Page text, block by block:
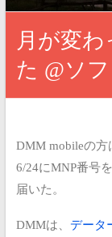
月が変
た @ソ
DMM mobileの方
6/24にMNP番号
届いた。
DMMは、 データ